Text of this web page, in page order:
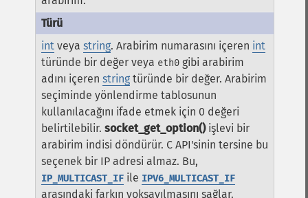
int veyastring. Arabirim numarasını içeren int
türünde bir değer veya eth0 gibi arabirim
adını içerenstring türünde bir değer. Arabirim
seçiminde yönlendirme tablosunun
kullanılacağını ifade etmek için 0 değeri
belirtilebilir.socket_get_option()işlevi bir
arabirim indisi döndürür. C API'sinin tersine bu
seçenek bir IP adresi almaz. Bu,
IP_MULTICAST_IF ile IPV6_MULTICAST_IF
arasındaki farkın yoksayılmasını sağlar.